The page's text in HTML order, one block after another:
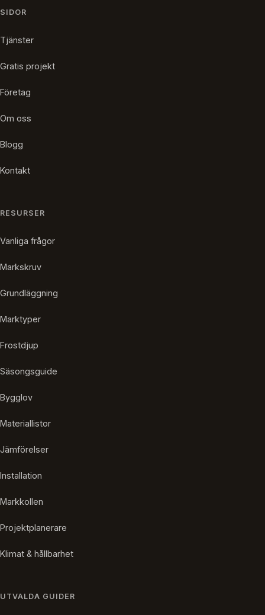
SIDOR
Tjänster
Gratis projekt
Företag
Om oss
Blogg
Kontakt
RESURSER
Vanliga frågor
Markskruv
Grundläggning
Marktyper
Frostdjup
Säsongsguide
Bygglov
Materiallistor
Jämförelser
Installation
Markkollen
Projektplanerare
Klimat & hållbarhet
UTVALDA GUIDER